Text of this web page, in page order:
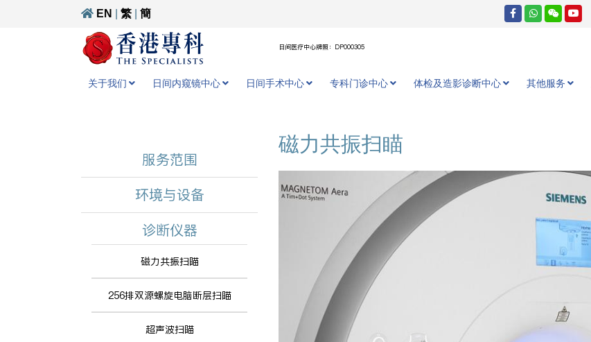
EN 繁 簡
日间医疗中心牌照：DP000305
关于我们 日间内窥镜中心 日间手术中心 专科门诊中心 体检及造影诊断中心 其他服务
服务范围
环境与设备
诊断仪器
磁力共振扫瞄
256排双源螺旋电脑断层扫瞄
超声波扫瞄
磁力共振扫瞄